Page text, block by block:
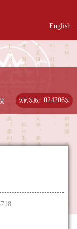
English
访问次数：024206次